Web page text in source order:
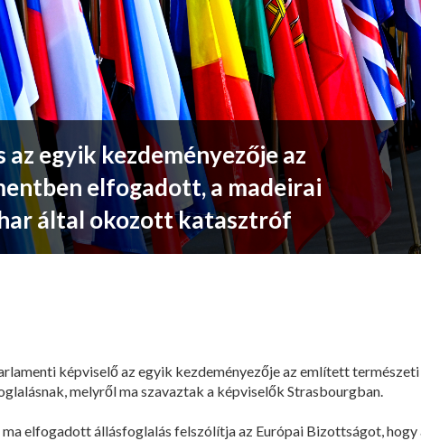
az egyik kezdeményezője az
elfogadott, a madeirai
által okozott katasztróf
képviselő az egyik kezdeményezője az említett
melyről ma szavaztak a képviselők Strasbourgban.
elfogadott állásfoglalás felszólítja az Európai Bizottságot,